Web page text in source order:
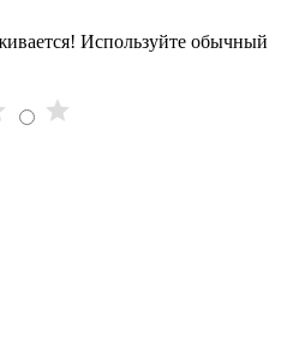
Используйте обычный